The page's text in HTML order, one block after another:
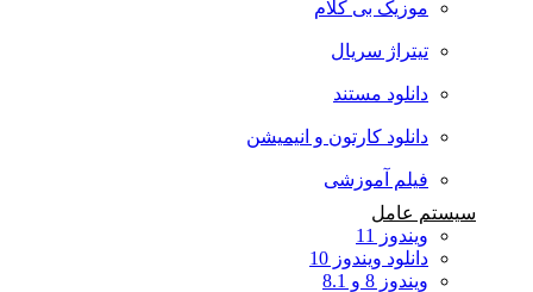
موزیک بی کلام
تیتراژ سریال
دانلود مستند
دانلود کارتون و انیمیشن
فیلم آموزشی
سیستم عامل
ویندوز 11
دانلود ویندوز 10
ویندوز 8 و 8.1